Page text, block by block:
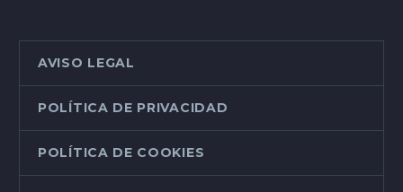
AVISO LEGAL
POLÍTICA DE PRIVACIDAD
POLÍTICA DE COOKIES